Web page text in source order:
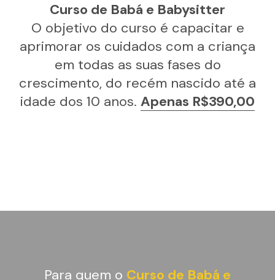
Curso de Babá e Babysitter
O objetivo do curso é capacitar e
aprimorar os cuidados com a criança
em todas as suas fases do
crescimento, do recém nascido até a
idade dos 10 anos. Apenas R$390,00
Para quem o Curso de Babá e